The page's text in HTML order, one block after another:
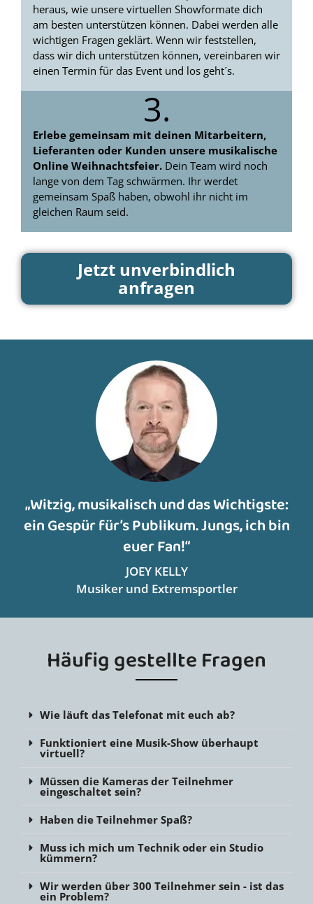
heraus, wie unsere virtuellen Showformate dich
am besten unterstützen können. Dabei werden alle
wichtigen Fragen geklärt. Wenn wir feststellen,
dass wir dich unterstützen können, vereinbaren wir
einen Termin für das Event und los geht´s.
3.
Erlebe gemeinsam mit deinen Mitarbeitern,
Lieferanten oder Kunden unsere musikalische
Online Weihnachtsfeier. Dein Team wird noch
lange von dem Tag schwärmen. Ihr werdet
gemeinsam Spaß haben, obwohl ihr nicht im
gleichen Raum seid.
Jetzt unverbindlich
anfragen
„Witzig, musikalisch und das Wichtigste:
ein Gespür für’s Publikum. Jungs, ich bin
euer Fan!“
JOEY KELLY
Musiker und Extremsportler
Häufig gestellte Fragen
Wie läuft das Telefonat mit euch ab?
Funktioniert eine Musik-Show überhaupt
virtuell?
Müssen die Kameras der Teilnehmer
eingeschaltet sein?
Haben die Teilnehmer Spaß?
Muss ich mich um Technik oder ein Studio
kümmern?
Wir werden über 300 Teilnehmer sein - ist das
ein Problem?